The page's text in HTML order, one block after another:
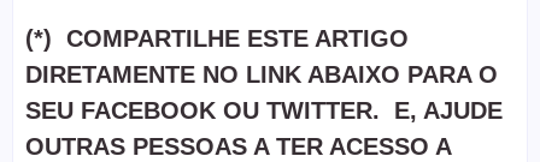
(*) COMPARTILHE ESTE ARTIGO
DIRETAMENTE NO LINK ABAIXO PARA O
SEU FACEBOOK OU TWITTER. E, AJUDE
OUTRAS PESSOAS A TER ACESSO A